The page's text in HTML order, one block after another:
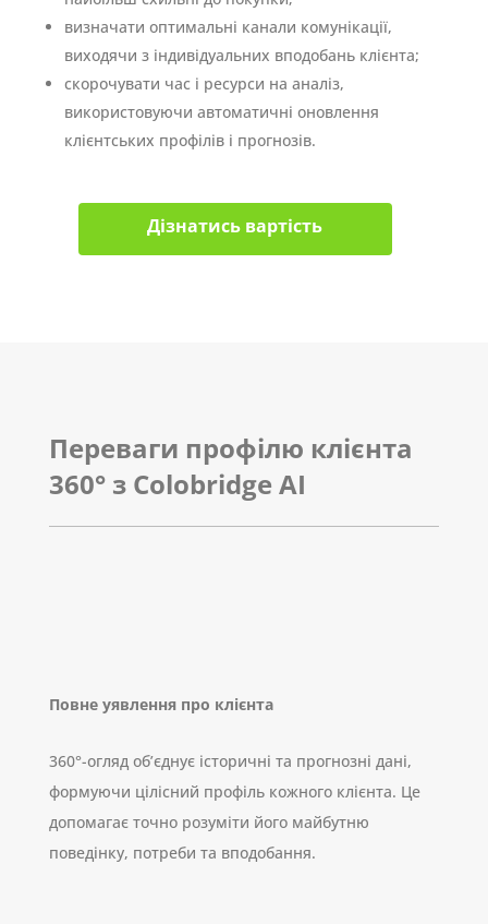
визначати оптимальні канали комунікації,
виходячи з індивідуальних вподобань клієнта;
скорочувати час і ресурси на аналіз,
використовуючи автоматичні оновлення
клієнтських профілів і прогнозів.
Дізнатись вартість
Переваги профілю клієнта
360° з Colobridge AI
Повне уявлення про клієнта
360°-огляд об’єднує історичні та прогнозні дані,
формуючи цілісний профіль кожного клієнта. Це
допомагає точно розуміти його майбутню
поведінку, потреби та вподобання.